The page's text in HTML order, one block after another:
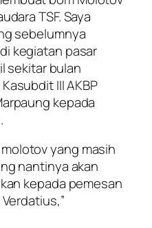
TSF. Saya
sebelumnya
kegiatan pasar
sekitar bulan
III AKBP
kepada
yang masih
nantinya akan
kepada pemesan